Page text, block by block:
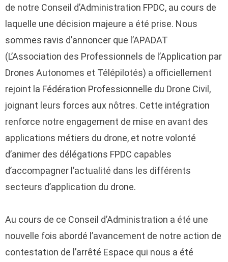
de notre Conseil d’Administration FPDC, au cours de
laquelle une décision majeure a été prise. Nous
sommes ravis d’annoncer que l’APADAT
(L’Association des Professionnels de l’Application par
Drones Autonomes et Télépilotés) a officiellement
rejoint la Fédération Professionnelle du Drone Civil,
joignant leurs forces aux nôtres. Cette intégration
renforce notre engagement de mise en avant des
applications métiers du drone, et notre volonté
d’animer des délégations FPDC capables
d’accompagner l’actualité dans les différents
secteurs d’application du drone.
Au cours de ce Conseil d’Administration a été une
nouvelle fois abordé l’avancement de notre action de
contestation de l’arrêté Espace qui nous a été